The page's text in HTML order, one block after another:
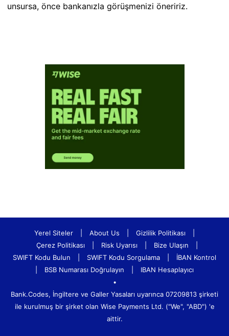
unsursa, önce bankanızla görüşmenizi öneririz.
Yerel Siteler About Us Gizlilik Politikası
Çerez Politikası
Risk Uyarısı Bize Ulaşın
SWIFT Kodu Bulun
SWIFT Kodu Sorgulama
İBAN Kontrol
BSB Numarası Doğrulayın
IBAN Hesaplayıcı
•
Bank.Codes, İngiltere ve Galler Yasaları uyarınca 07209813 şirketi
ile kurulmuş bir şirket olan Wise Payments Ltd. ("We", "ABD") 'e
aittir.